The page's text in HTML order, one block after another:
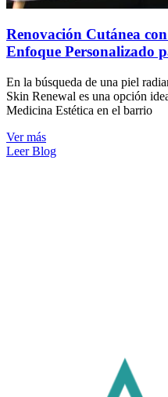
Renovación Cutánea
Enfoque Personalizado
En la búsqueda de una piel
Skin Renewal es una opción
Medicina Estética en el barrio
Ver más
Leer Blog